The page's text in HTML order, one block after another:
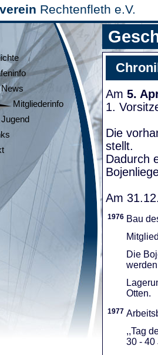
Rechtenfleth e.V.
News
Mitgliederinfo
Jugend
Am 5.
1.
Die
stellt.
Dadurch
Am
1976 Bau
Die
Otten.
1977
,,Tag
30 - 40